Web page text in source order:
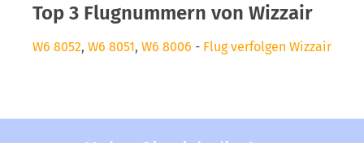
Top 3 Flugnummern von Wizzair
W6 8052, W6 8051, W6 8006 - Flug verfolgen Wizzair